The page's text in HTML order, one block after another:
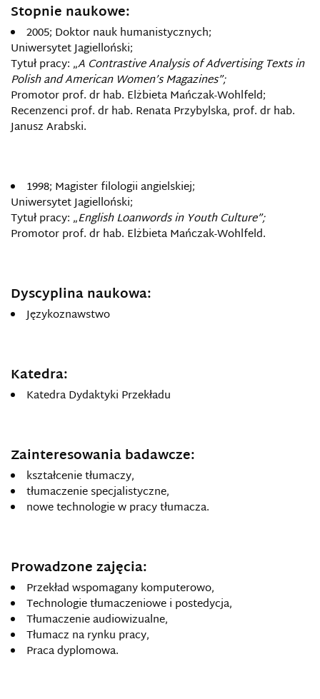
Stopnie naukowe:
2005; Doktor nauk humanistycznych;
Uniwersytet Jagielloński;
Tytuł pracy: „A Contrastive Analysis of Advertising Texts in
Polish and American Women’s Magazines”;
Promotor prof. dr hab. Elżbieta Mańczak-Wohlfeld;
Recenzenci prof. dr hab. Renata Przybylska, prof. dr hab.
Janusz Arabski.
1998; Magister filologii angielskiej;
Uniwersytet Jagielloński;
Tytuł pracy: „English Loanwords in Youth Culture”;
Promotor prof. dr hab. Elżbieta Mańczak-Wohlfeld.
Dyscyplina naukowa:
Językoznawstwo
Katedra:
Katedra Dydaktyki Przekładu
Zainteresowania badawcze:
kształcenie tłumaczy,
tłumaczenie specjalistyczne,
nowe technologie w pracy tłumacza.
Prowadzone zajęcia:
Przekład wspomagany komputerowo,
Technologie tłumaczeniowe i postedycja,
Tłumaczenie audiowizualne,
Tłumacz na rynku pracy,
Praca dyplomowa.